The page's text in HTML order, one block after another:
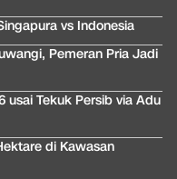
vs Indonesia
Pemeran Pria Jadi
usai Tekuk Persib via Adu
di Kawasan